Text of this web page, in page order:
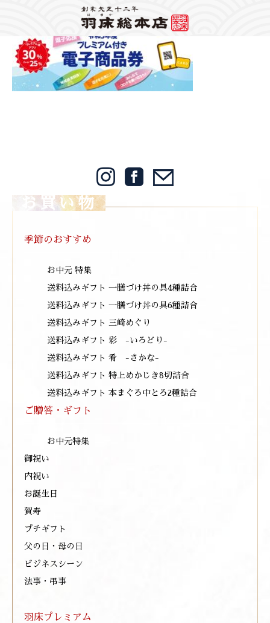
: foreach() argument must be of type array|object, bool given in
/home/mps1910/hayuka.jp/public_html/wp-
content/themes/hayuka/single.phpon line12
お買い物
季節のおすすめ
お中元 特集
送料込みギフト 一膳づけ丼の具4種詰合
送料込みギフト 一膳づけ丼の具6種詰合
送料込みギフト 三崎めぐり
送料込みギフト 彩 -いろどり-
送料込みギフト 肴 -さかな-
送料込みギフト 特上めかじき8切詰合
送料込みギフト 本まぐろ中とろ2種詰合
ご贈答・ギフト
お中元特集
御祝い
内祝い
お誕生日
賀寿
プチギフト
父の日・母の日
ビジネスシーン
法事・弔事
羽床プレミアム